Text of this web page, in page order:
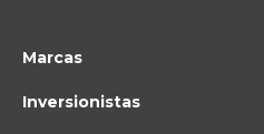
Marcas
Inversionistas